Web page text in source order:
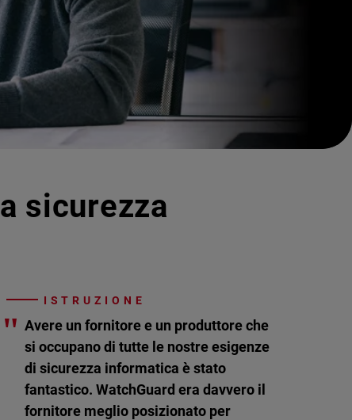
sicurezza
ISTRUZIONE
" Avere un fornitore e un produttore che
si occupano di tutte le nostre esigenze
di sicurezza informatica è stato
fantastico. WatchGuard era davvero il
fornitore meglio posizionato per